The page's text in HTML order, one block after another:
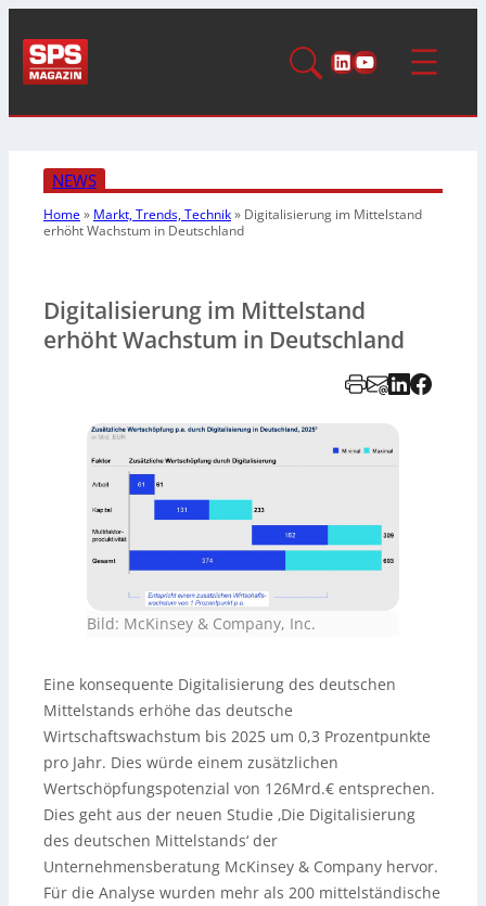
LinkedIn
YouTube
NEWS
Home» Markt, Trends, Technik» Digitalisierung im Mittelstand
erhöht Wachstum in Deutschland
Digitalisierung im Mittelstand
erhöht Wachstum in Deutschland
Bild: McKinsey & Company, Inc.
Eine konsequente Digitalisierung des deutschen
Mittelstands erhöhe das deutsche
Wirtschaftswachstum bis 2025 um 0,3 Prozentpunkte
pro Jahr. Dies würde einem zusätzlichen
Wertschöpfungspotenzial von 126Mrd.€ entsprechen.
Dies geht aus der neuen Studie ‚Die Digitalisierung
des deutschen Mittelstands‘ der
Unternehmensberatung McKinsey & Company hervor.
Für die Analyse wurden mehr als 200 mittelständische